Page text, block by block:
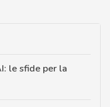
le sfide per la